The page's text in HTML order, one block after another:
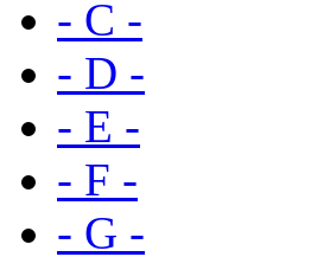
- C -
- D -
- E -
- F -
- G -